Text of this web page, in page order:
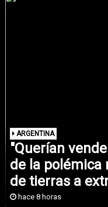
ARGENTINA
"Querían
de la polémica
de tierras a
gobierno de
hace 8 horas